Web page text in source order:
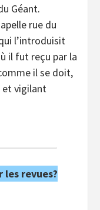
Géant.
rue du
l’introduisit
il fut reçu par la
il se doit,
et vigilant
revues?